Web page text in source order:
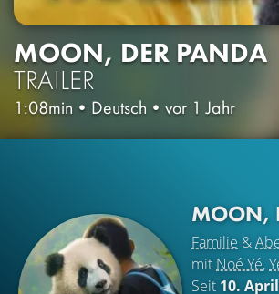
MOON, DER PANDA
TRAILER
1:08min • Deutsch • vor 1 Jahr
MOON,
Familie &
mit Noé Yé,
Seit 10.